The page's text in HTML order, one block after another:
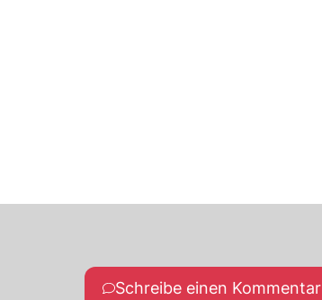
Schreibe einen Kommentar